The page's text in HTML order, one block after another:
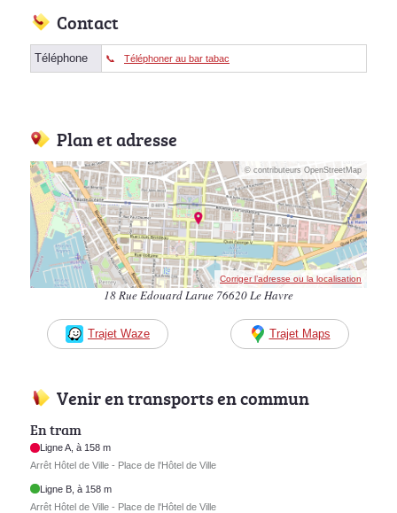
Contact
Téléphone Téléphoner au bar tabac
Plan et adresse
© contributeurs OpenStreetMap
Corriger l’adresse ou la localisation
18 Rue Edouard Larue 76620 Le Havre
Trajet Waze Trajet Maps
Venir en transports en commun
En tram
Ligne A, à 158 m
Arrêt Hôtel de Ville - Place de l'Hôtel de Ville
Ligne B, à 158 m
Arrêt Hôtel de Ville - Place de l'Hôtel de Ville